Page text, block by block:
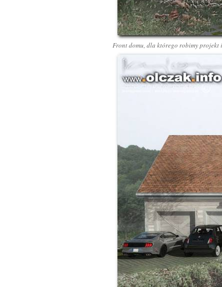
Front domu, dla którego robimy projekt